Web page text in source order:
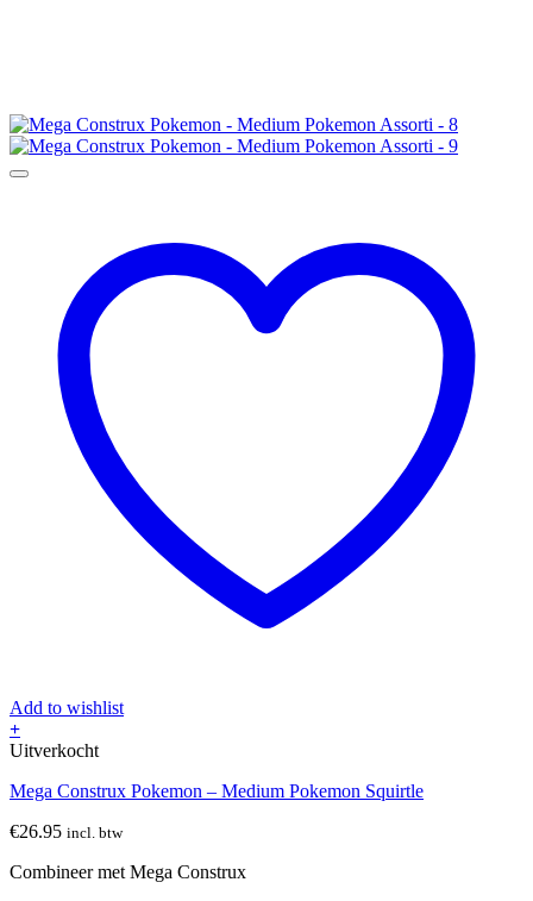
Add to wishlist
+
Uitverkocht
Mega Construx Pokemon – Medium Pokemon Squirtle
€26.95 incl. btw
Combineer met Mega Construx